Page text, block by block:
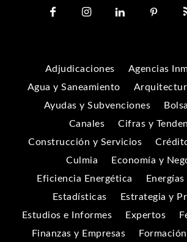
Adjudicaciones
Agencias
Agua y Saneamiento
Ayudas y Subvenciones
Canales
Cifras y
Construcción y Servicios
Culmia
Economía y
Eficiencia Energética
Estadísticas
Estrategia y
Estudios e Informes
Expertos
Finanzas y Empresas